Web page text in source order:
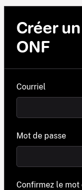
Créer
ONF
Courriel
Mot de passe
Confirmez le mot